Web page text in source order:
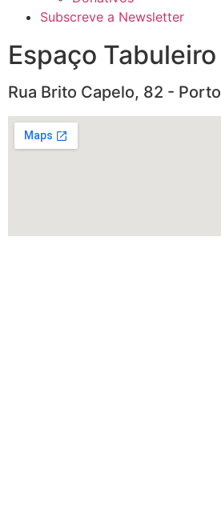
Subscreve a Newsletter
Espaço Tabuleiro
Rua Brito Capelo, 82 - Porto